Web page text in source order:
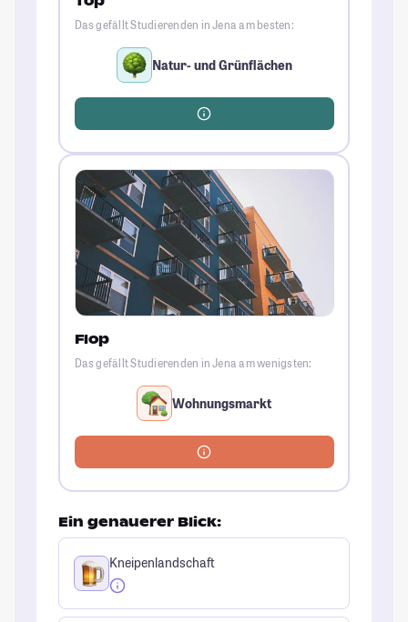
Das gefällt Studierenden in Jena am besten:
Natur- und Grünflächen
Flop
Das gefällt Studierenden in Jena am wenigsten:
Wohnungsmarkt
Ein genauerer Blick:
Kneipenlandschaft